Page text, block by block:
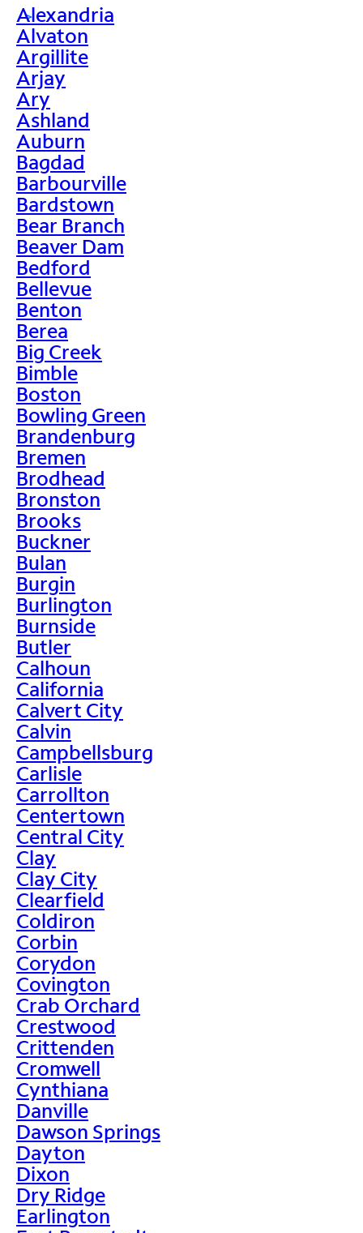
>
Alexandria
Alvaton
Argillite
Arjay
Ary
Ashland
Auburn
Bagdad
Barbourville
Bardstown
Bear Branch
Beaver Dam
Bedford
Bellevue
Benton
Berea
Big Creek
Bimble
Boston
Bowling Green
Brandenburg
Bremen
Brodhead
Bronston
Brooks
Buckner
Bulan
Burgin
Burlington
Burnside
Butler
Calhoun
California
Calvert City
Calvin
Campbellsburg
Carlisle
Carrollton
Centertown
Central City
Clay
Clay City
Clearfield
Coldiron
Corbin
Corydon
Covington
Crab Orchard
Crestwood
Crittenden
Cromwell
Cynthiana
Danville
Dawson Springs
Dayton
Dixon
Dry Ridge
Earlington